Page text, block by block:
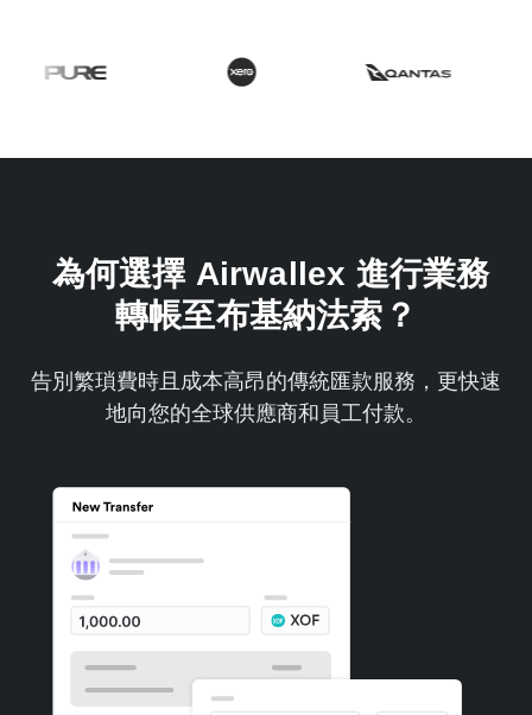
為何選擇 Airwallex 進行業務
轉帳至布基納法索？
告別繁瑣費時且成本高昂的傳統匯款服務，更快速
地向您的全球供應商和員工付款。